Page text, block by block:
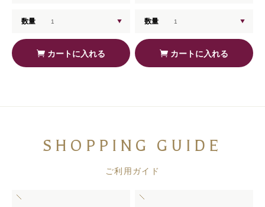
数量
カートに入れる
数量
カートに入れる
SHOPPING GUIDE
ご利用ガイド